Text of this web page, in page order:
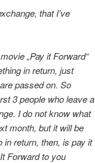
that I’ve
„Pay it Forward“
in return, just
passed on. So
3 people who leave a
I do not know what
month, but it will be
in return, then, is pay it
Forward to you